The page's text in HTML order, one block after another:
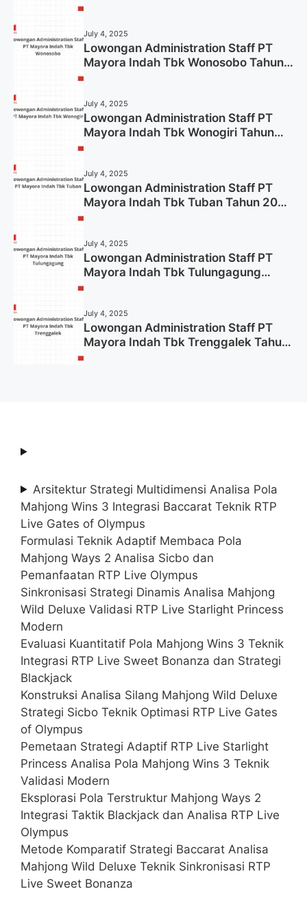
July 4, 2025
Lowongan Administration Staff PT
Mayora Indah Tbk Wonosobo Tahun
July 4, 2025
Lowongan Administration Staff PT
Mayora Indah Tbk Wonogiri Tahun
July 4, 2025
Lowongan Administration Staff PT
Mayora Indah Tbk Tuban Tahun 2025
July 4, 2025
Lowongan Administration Staff PT
Mayora Indah Tbk Tulungagung
July 4, 2025
Lowongan Administration Staff PT
Mayora Indah Tbk Trenggalek Tahun
Arsitektur Strategi Multidimensi Analisa Pola
Mahjong Wins 3 Integrasi Baccarat Teknik RTP
Live Gates of Olympus
Formulasi Teknik Adaptif Membaca Pola
Mahjong Ways 2 Analisa Sicbo dan
Pemanfaatan RTP Live Olympus
Sinkronisasi Strategi Dinamis Analisa Mahjong
Wild Deluxe Validasi RTP Live Starlight Princess
Modern
Evaluasi Kuantitatif Pola Mahjong Wins 3 Teknik
Integrasi RTP Live Sweet Bonanza dan Strategi
Blackjack
Konstruksi Analisa Silang Mahjong Wild Deluxe
Strategi Sicbo Teknik Optimasi RTP Live Gates
of Olympus
Pemetaan Strategi Adaptif RTP Live Starlight
Princess Analisa Pola Mahjong Wins 3 Teknik
Validasi Modern
Eksplorasi Pola Terstruktur Mahjong Ways 2
Integrasi Taktik Blackjack dan Analisa RTP Live
Olympus
Metode Komparatif Strategi Baccarat Analisa
Mahjong Wild Deluxe Teknik Sinkronisasi RTP
Live Sweet Bonanza